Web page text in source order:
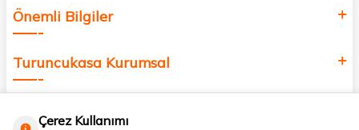
Önemli Bilgiler
Turuncukasa Kurumsal
Çerez Kullanımı